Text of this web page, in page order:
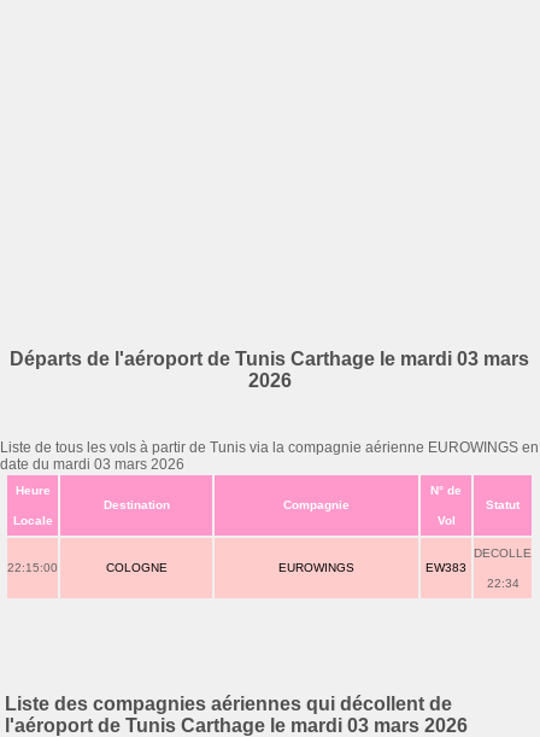
Départs de l'aéroport de Tunis Carthage le mardi 03 mars
2026
Liste de tous les vols à partir de Tunis via la compagnie aérienne EUROWINGS en
date du mardi 03 mars 2026
Heure
Locale
Destination Compagnie
N° de
Vol
Statut
22:15:00 COLOGNE EUROWINGS EW383
DECOLLE
22:34
Liste des compagnies aériennes qui décollent de
l'aéroport de Tunis Carthage le mardi 03 mars 2026